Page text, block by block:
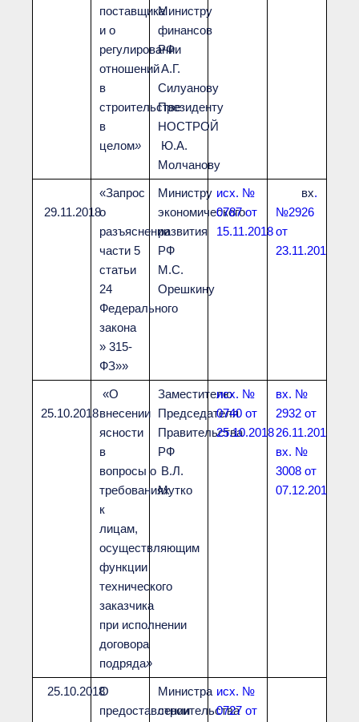
поставщика
и о
регулировании
отношений
в
строительстве
в
целом»
Министру
финансов
РФ
А.Г.
Силуанову
Президенту
НОСТРОЙ
Ю.А.
Молчанову
29.11.2018
«Запрос
о
разъяснении
части 5
статьи
24
Федерального
закона
» 315-
ФЗ»»
Министру
экономического
развития
РФ
М.С.
Орешкину
исх. №
0787 от
15.11.2018
вх.
№2926
от
23.11.2018
25.10.2018
«О
внесении
ясности
в
вопросы о
требованиях
к
лицам,
осуществляющим
функции
технического
заказчика
при исполнении
договора
подряда»
Заместителю
Председателя
Правительства
РФ
В.Л.
Мутко
исх. №
0740 от
25.10.2018
вх. №
2932 от
26.11.2018
вх. №
3008 от
07.12.2018
25.10.2018О
предоставлении
Министра
строительства
исх. №
0727 от